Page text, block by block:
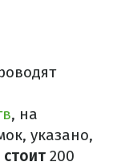
, на
указано,
200